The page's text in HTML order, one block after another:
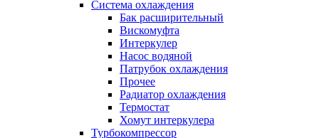
Система охлаждения
Бак расширительный
Вискомуфта
Интеркулер
Насос водяной
Патрубок охлаждения
Прочее
Радиатор охлаждения
Термостат
Хомут интеркулера
Турбокомпрессор